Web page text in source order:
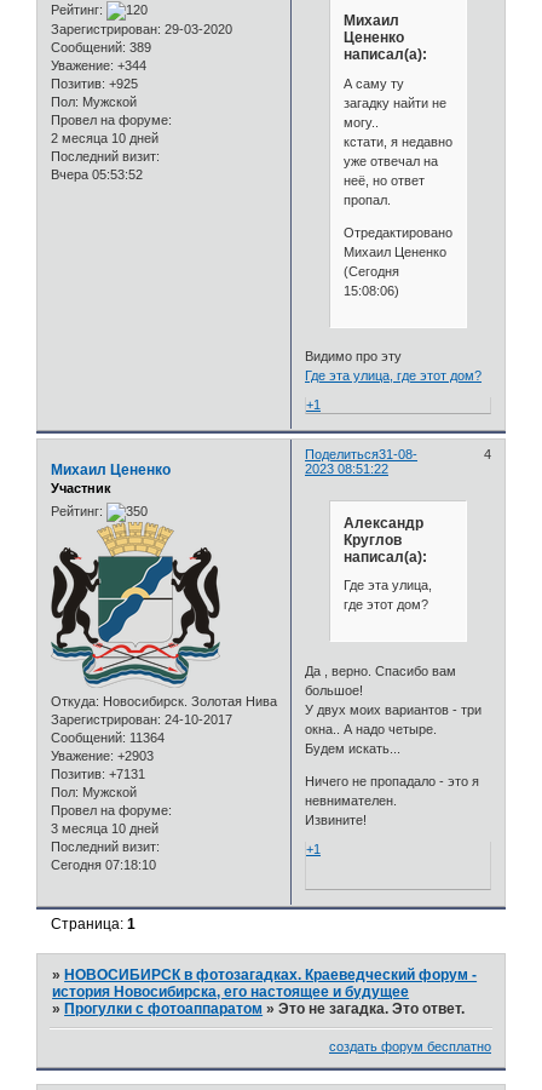
Рейтинг:
Зарегистрирован: 29-03-2020
Сообщений: 389
Уважение: +344
Позитив: +925
Пол: Мужской
Провел на форуме:
2 месяца 10 дней
Последний визит:
Вчера 05:53:52
Михаил
Цененко
написал(а):
А саму ту
загадку найти не
могу..
кстати, я недавно
уже отвечал на
неё, но ответ
пропал.
Отредактировано
Михаил Цененко
(Сегодня
15:08:06)
Видимо про эту
Где эта улица, где этот дом?
+1
Поделиться 4
31-08-
2023 08:51:22
Михаил Цененко
Участник
Рейтинг:
Откуда: Новосибирск. Золотая Нива
Зарегистрирован: 24-10-2017
Сообщений: 11364
Уважение: +2903
Позитив: +7131
Пол: Мужской
Провел на форуме:
3 месяца 10 дней
Последний визит:
Сегодня 07:18:10
Александр
Круглов
написал(а):
Где эта улица,
где этот дом?
Да , верно. Спасибо вам
большое!
У двух моих вариантов - три
окна.. А надо четыре.
Будем искать...
Ничего не пропадало - это я
невнимателен.
Извините!
+1
Страница:1
»НОВОСИБИРСК в фотозагадках. Краеведческий форум -
история Новосибирска, его настоящее и будущее
»Прогулки с фотоаппаратом »Это не загадка. Это ответ.
создать форум бесплатно